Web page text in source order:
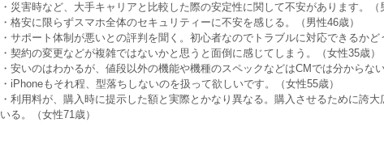
・災害時など、大手キャリアと比較した際の安定性に関して不安があります。（
・格安に限らずスマホ全体のセキュリティーに不安を感じる。（男性46歳）
・サポート体制が悪いとの評判を聞く。初心者なのでトラブルに対応できるかど
・契約の変更などが複雑ではないかと思うと面倒に感じてしまう。（女性35歳）
・安いのはわかるが、値段以外の機能や機種のスペックなどはCMでは分からな
・iPhoneもそれ程、型落ちしないのを扱って欲しいです。（女性55歳）
・利用料が、購入時に提示した額と実際とかなり異なる。購入させるために誇
いる。（女性71歳）